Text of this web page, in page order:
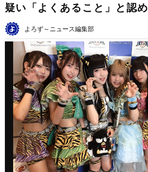
疑い「よくあること」と認
よろず～ニュース編集部